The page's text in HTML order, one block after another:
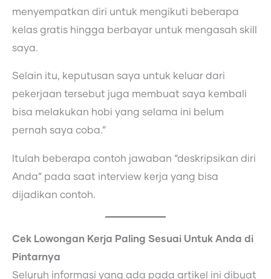
menyempatkan diri untuk mengikuti beberapa
kelas gratis hingga berbayar untuk mengasah skill
saya.
Selain itu, keputusan saya untuk keluar dari
pekerjaan tersebut juga membuat saya kembali
bisa melakukan hobi yang selama ini belum
pernah saya coba.”
Itulah beberapa contoh jawaban “deskripsikan diri
Anda” pada saat interview kerja yang bisa
dijadikan contoh.
Cek Lowongan Kerja Paling Sesuai Untuk Anda di
Pintarnya
Seluruh informasi yang ada pada artikel ini dibuat